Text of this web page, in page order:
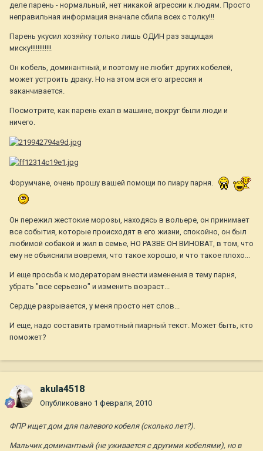
деле парень - нормальный, нет никакой агрессии к людям. Просто
неправильная информация вначале сбила всех с толку!!!
Парень укусил хозяйку только лишь ОДИН раз защищая
миску!!!!!!!!!!!!
Он кобель, доминантный, и поэтому не любит других кобелей,
может устроить драку. Но на этом вся его агрессия и
заканчивается.
Посмотрите, как парень ехал в машине, вокруг были люди и
ничего.
Форумчане, очень прошу вашей помощи по пиару парня.
Он пережил жестокие морозы, находясь в вольере, он принимает
все события, которые происходят в его жизни, спокойно, он был
любимой собакой и жил в семье, НО РАЗВЕ ОН ВИНОВАТ, в том, что
ему не объяснили вовремя, что такое хорошо, и что такое плохо...
И еще просьба к модераторам внести изменения в тему парня,
убрать "все серьезно" и изменить возраст...
Сердце разрывается, у меня просто нет слов...
И еще, надо составить грамотный пиарный текст. Может быть, кто
поможет?
akula4518
Опубликовано 1 февраля, 2010
ФПР ищет дом для палевого кобеля (сколько лет?).
Мальчик доминантный (не уживается с другими кобелями), но в